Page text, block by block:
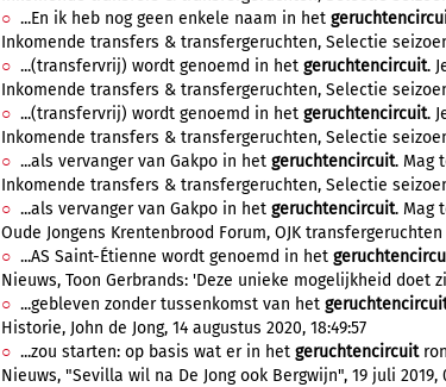
...En ik heb nog geen enkele naam in het
Inkomende transfers & transfergeruchten, Selectie
...(transfervrij) wordt genoemd in het geruchtencircuit.
Inkomende transfers & transfergeruchten, Selectie seizoen
...(transfervrij) wordt genoemd in het geruchtencircuit.
Inkomende transfers & transfergeruchten, Selectie
...als vervanger van Gakpo in het geruchtencircuit. Mag
Inkomende transfers & transfergeruchten, Selectie seizoen
...als vervanger van Gakpo in het geruchtencircuit. Mag
Oude Jongens Krentenbrood Forum, OJK
...AS Saint-Étienne wordt genoemd in het
Nieuws, Toon Gerbrands: 'Deze unieke mogelijkheid doet
...gebleven zonder tussenkomst van het
Historie, John de Jong, 14 augustus 2020, 18:49:57
...zou starten: op basis wat er in het geruchtencircuit
Nieuws, "Sevilla wil na De Jong ook Bergwijn", 19 juli 2019,